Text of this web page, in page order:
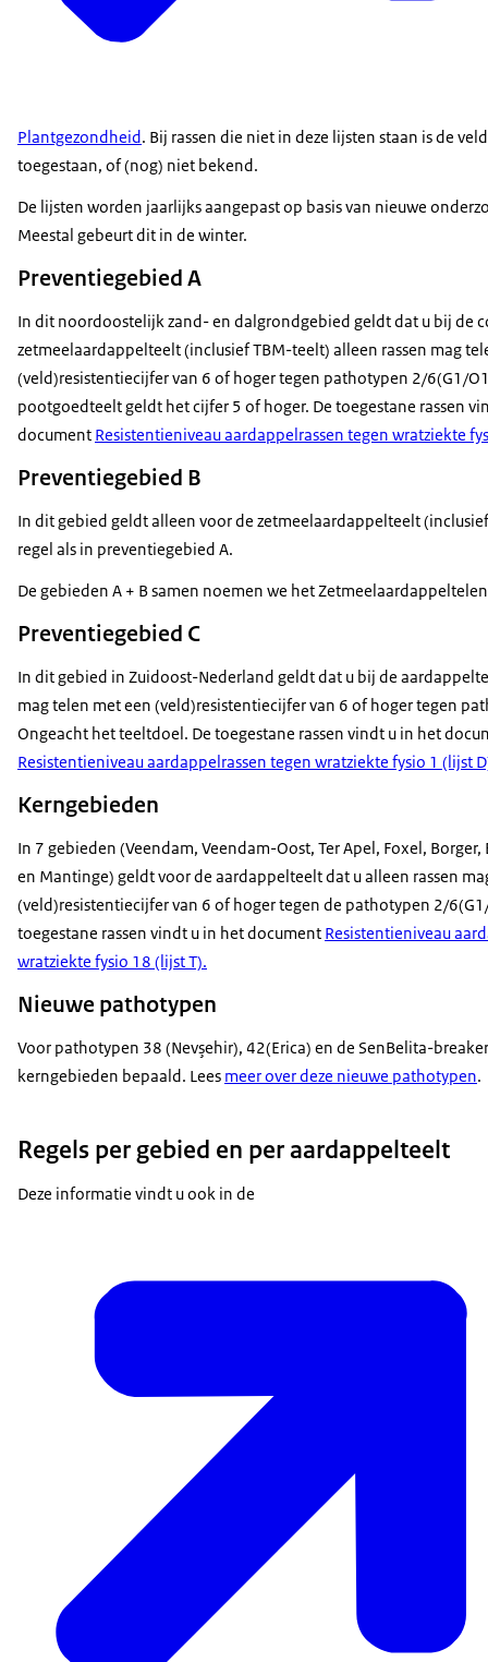
Plantgezondheid. Bij rassen die niet in deze lijsten staan is de
toegestaan, of (nog) niet bekend.
De lijsten worden jaarlijks aangepast op basis van nieuwe
Meestal gebeurt dit in de winter.
Preventiegebied A
In dit noordoostelijk zand- en dalgrondgebied geldt dat u bij de
zetmeelaardappelteelt (inclusief TBM-teelt) alleen rassen mag
(veld)resistentiecijfer van 6 of hoger tegen pathotypen 2/6(G1/
pootgoedteelt geldt het cijfer 5 of hoger. De toegestane rassen
document Resistentieniveau aardappelrassen tegen wratziekte
Preventiegebied B
In dit gebied geldt alleen voor de zetmeelaardappelteelt
regel als in preventiegebied A.
De gebieden A + B samen noemen we het
Preventiegebied C
In dit gebied in Zuidoost-Nederland geldt dat u bij de
mag telen met een (veld)resistentiecijfer van 6 of hoger tegen
Ongeacht het teeltdoel. De toegestane rassen vindt u in het
Resistentieniveau aardappelrassen tegen wratziekte fysio 1 (lijst
Kerngebieden
In 7 gebieden (Veendam, Veendam-Oost, Ter Apel, Foxel, Borger,
en Mantinge) geldt voor de aardappelteelt dat u alleen rassen
(veld)resistentiecijfer van 6 of hoger tegen de pathotypen 2/
toegestane rassen vindt u in het document Resistentieniveau
wratziekte fysio 18 (lijst T).
Nieuwe pathotypen
Voor pathotypen 38 (Nevşehir), 42(Erica) en de SenBelita-
kerngebieden bepaald. Lees meer over deze nieuwe pathotypen.
Regels per gebied en per aardappelteelt
Deze informatie vindt u ook in de